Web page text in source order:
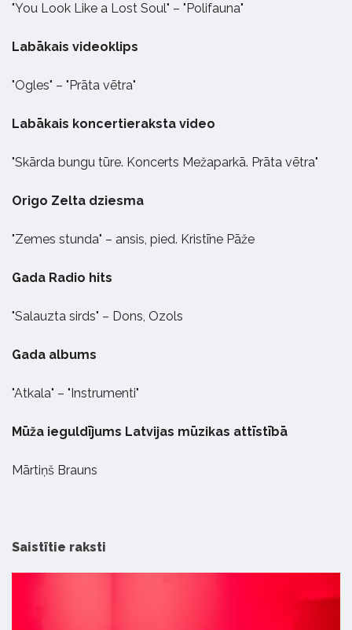
"You Look Like a Lost Soul" – "Polifauna"
Labākais videoklips
"Ogles" – "Prāta vētra"
Labākais koncertieraksta video
"Skārda bungu tūre. Koncerts Mežaparkā. Prāta vētra"
Origo Zelta dziesma
"Zemes stunda" – ansis, pied. Kristīne Pāže
Gada Radio hits
"Salauzta sirds" – Dons, Ozols
Gada albums
"Atkala" – "Instrumenti"
Mūža ieguldījums Latvijas mūzikas attīstībā
Mārtiņš Brauns
Saistītie raksti